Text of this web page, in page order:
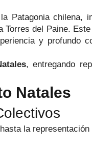
Patagonia chilena,
del Paine.
y profundo
, entregando
Natales
la